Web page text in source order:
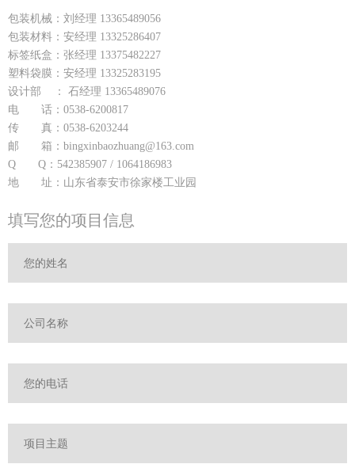
包装机械：刘经理 13365489056
包装材料：安经理 13325286407
标签纸盒：张经理 13375482227
塑料袋膜：安经理 13325283195
设计部 ： 石经理 13365489076
电 话：0538-6200817
传 真：0538-6203244
邮 箱：bingxinbaozhuang@163.com
Q Q：542385907 / 1064186983
地 址：山东省泰安市徐家楼工业园
填写您的项目信息